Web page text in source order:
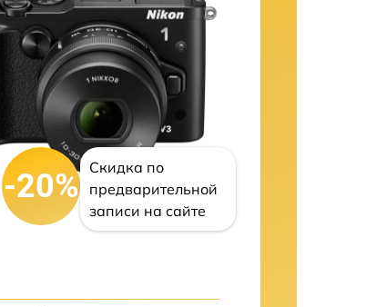
-20%
Скидка по
предварительной
записи на сайте